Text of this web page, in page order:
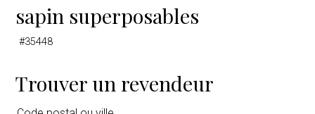
sapin superposables
#35448
Trouver un revendeur